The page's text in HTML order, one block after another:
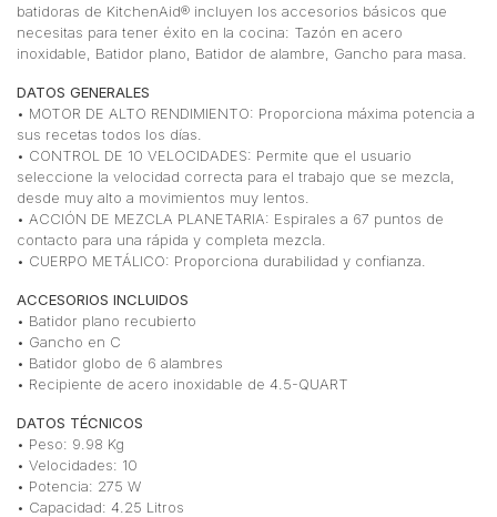
batidoras de KitchenAid® incluyen los accesorios básicos que
necesitas para tener éxito en la cocina: Tazón en acero
inoxidable, Batidor plano, Batidor de alambre, Gancho para masa.
DATOS GENERALES
• MOTOR DE ALTO RENDIMIENTO: Proporciona máxima potencia a
sus recetas todos los días.
• CONTROL DE 10 VELOCIDADES: Permite que el usuario
seleccione la velocidad correcta para el trabajo que se mezcla,
desde muy alto a movimientos muy lentos.
• ACCIÓN DE MEZCLA PLANETARIA: Espirales a 67 puntos de
contacto para una rápida y completa mezcla.
• CUERPO METÁLICO: Proporciona durabilidad y confianza.
ACCESORIOS INCLUIDOS
• Batidor plano recubierto
• Gancho en C
• Batidor globo de 6 alambres
• Recipiente de acero inoxidable de 4.5-QUART
DATOS TÉCNICOS
• Peso: 9.98 Kg
• Velocidades: 10
• Potencia: 275 W
• Capacidad: 4.25 Litros